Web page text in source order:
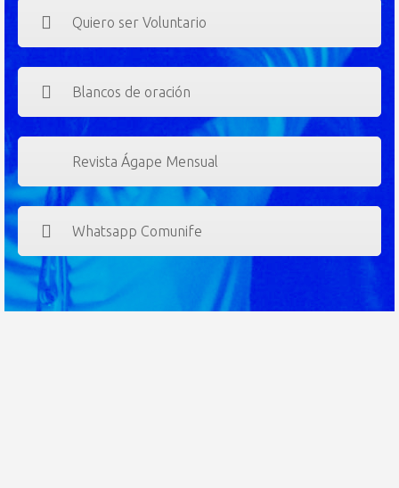
Quiero ser Voluntario
Blancos de oración
Revista Ágape Mensual
Whatsapp Comunife